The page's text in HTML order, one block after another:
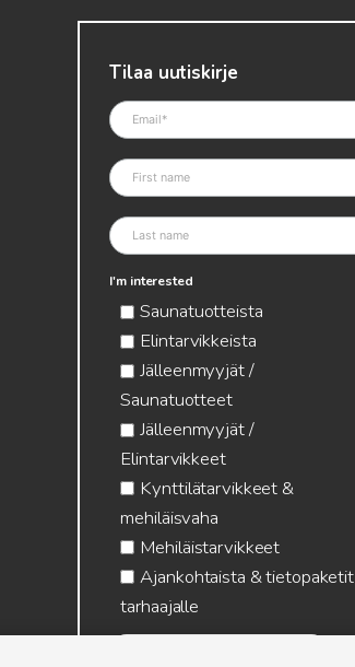
Tilaa uutiskirje
I'm interested
Saunatuotteista
Elintarvikkeista
Jälleenmyyjät /
Saunatuotteet
Jälleenmyyjät /
Elintarvikkeet
Kynttilätarvikkeet &
mehiläisvaha
Mehiläistarvikkeet
Ajankohtaista & tietopaketit
tarhaajalle